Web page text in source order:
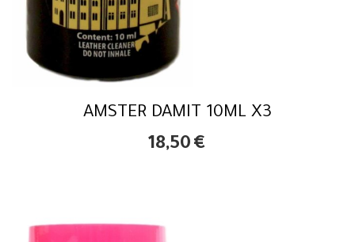
AMSTER DAMIT 10ML X3
18,50 €